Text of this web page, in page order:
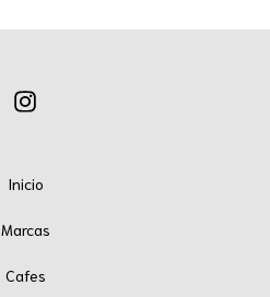
Inicio
Marcas
Cafes